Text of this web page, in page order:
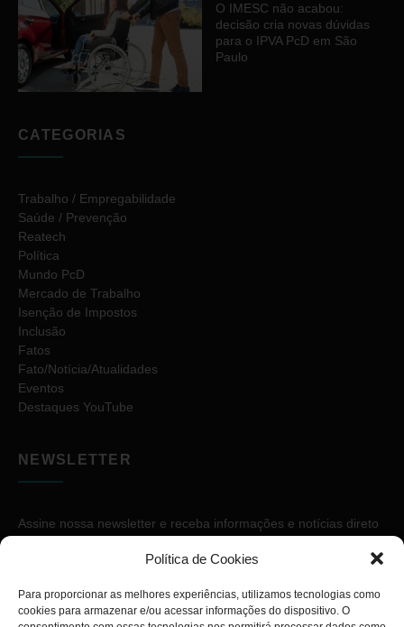
Política de Cookies
Para proporcionar as melhores experiências, utilizamos tecnologias como
cookies para armazenar e/ou acessar informações do dispositivo. O
O IMESC não acabou:
decisão cria novas dúvidas
para o IPVA PcD em São
Paulo
CATEGORIAS
Trabalho / Empregabilidade
Saúde / Prevenção
Reatech
Política
Mundo PcD
Mercado de Trabalho
Isenção de Impostos
Inclusão
Fatos
Fato/Notícia/Atualidades
Eventos
Destaques YouTube
NEWSLETTER
Assine nossa newsletter e receba informações e notícias direto